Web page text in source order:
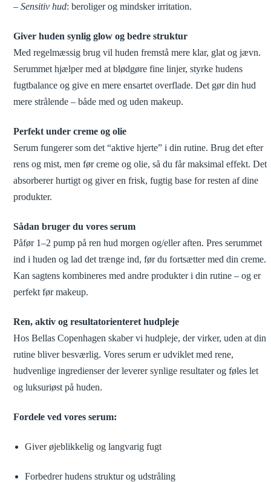
– Sensitiv hud: beroliger og mindsker irritation.
Giver huden synlig glow og bedre struktur
Med regelmæssig brug vil huden fremstå mere klar, glat og jævn.
Serummet hjælper med at blødgøre fine linjer, styrke hudens
fugtbalance og give en mere ensartet overflade. Det gør din hud
mere strålende – både med og uden makeup.
Perfekt under creme og olie
Serum fungerer som det “aktive hjerte” i din rutine. Brug det efter
rens og mist, men før creme og olie, så du får maksimal effekt. Det
absorberer hurtigt og giver en frisk, fugtig base for resten af dine
produkter.
Sådan bruger du vores serum
Påfør 1–2 pump på ren hud morgen og/eller aften. Pres serummet
ind i huden og lad det trænge ind, før du fortsætter med din creme.
Kan sagtens kombineres med andre produkter i din rutine – og er
perfekt før makeup.
Ren, aktiv og resultatorienteret hudpleje
Hos Bellas Copenhagen skaber vi hudpleje, der virker, uden at din
rutine bliver besværlig. Vores serum er udviklet med rene,
hudvenlige ingredienser der leverer synlige resultater og føles let
og luksuriøst på huden.
Fordele ved vores serum:
Giver øjeblikkelig og langvarig fugt
Forbedrer hudens struktur og udstråling